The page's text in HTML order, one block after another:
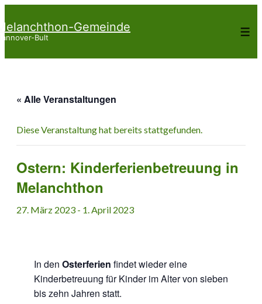
Zum
Gemeinde
Bult
« Alle Veranstaltungen
Diese Veranstaltung hat bereits stattgefunden.
Ostern: Kinderferienbetreuung in
Melanchthon
27. März 2023 - 1. April 2023
In den Osterferien findet wieder eine
Kinderbetreuung für Kinder im Alter von sieben
bis zehn Jahren statt.